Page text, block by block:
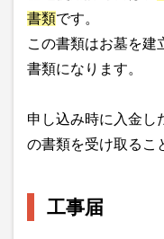
書類です。
この書類はお墓を建
書類になります。
申し込み時に入金し
の書類を受け取るこ
工事届